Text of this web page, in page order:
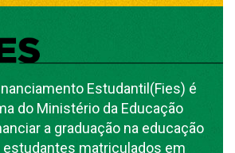
Estudantil(Fies) é
do Ministério da Educação
a graduação na educação
estudantes matriculados em